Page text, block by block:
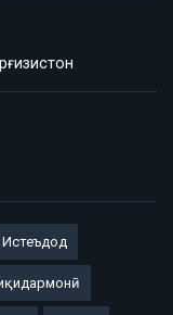
Истеъдод